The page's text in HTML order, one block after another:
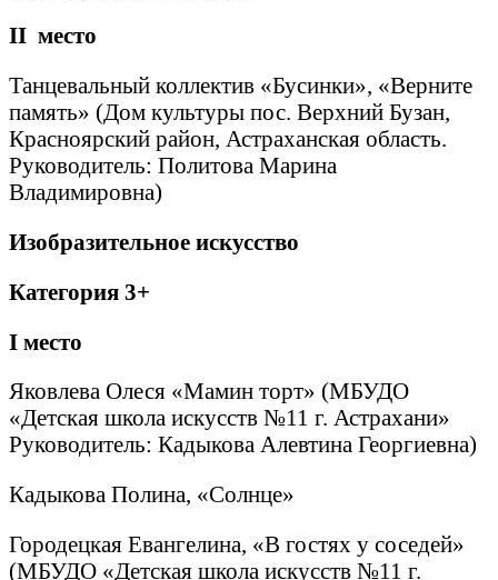
II место
Танцевальный коллектив «Бусинки», «Верните
память» (Дом культуры пос. Верхний Бузан,
Красноярский район, Астраханская область.
Руководитель: Политова Марина
Владимировна)
Изобразительное искусство
Категория 3+
I место
Яковлева Олеся «Мамин торт» (МБУДО
«Детская школа искусств №11 г. Астрахани»
Руководитель: Кадыкова Алевтина Георгиевна)
Кадыкова Полина, «Солнце»
Городецкая Евангелина, «В гостях у соседей»
(МБУДО «Детская школа искусств №11 г.